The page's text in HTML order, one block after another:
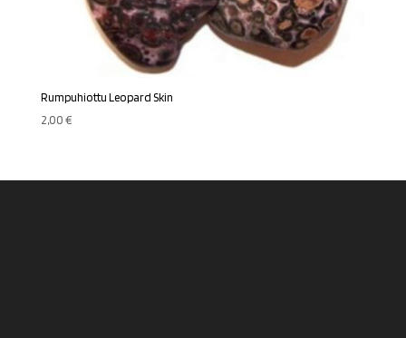
Rumpuhiottu Leopard Skin
2,00€